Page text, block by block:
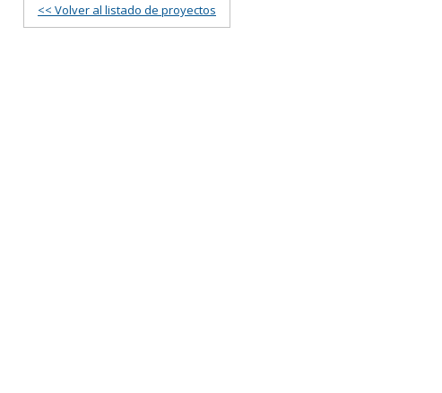
<< Volver al listado de proyectos